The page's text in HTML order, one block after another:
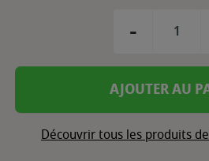
-
AJOUTER AU
Découvrir tous les produits